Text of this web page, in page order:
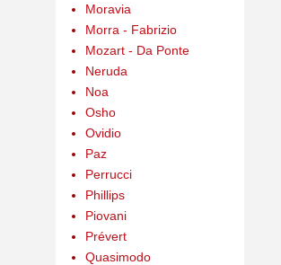
Moravia
Morra - Fabrizio
Mozart - Da Ponte
Neruda
Noa
Osho
Ovidio
Paz
Perrucci
Phillips
Piovani
Prévert
Quasimodo